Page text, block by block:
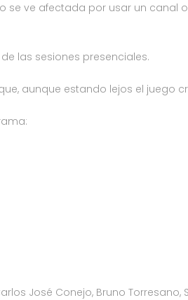
se ve afectada por usar un
las sesiones presenciales.
aunque estando lejos el
José Conejo, Bruno Torresano,